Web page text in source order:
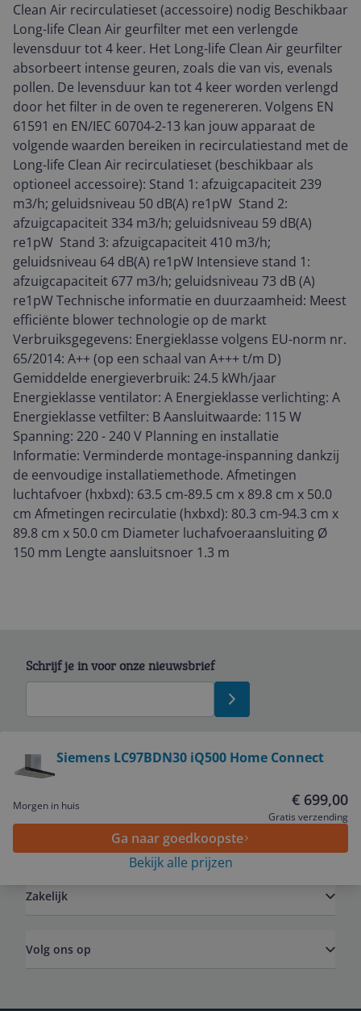
Clean Air recirculatieset (accessoire) nodig Beschikbaar
Long-life Clean Air geurfilter met een verlengde
levensduur tot 4 keer. Het Long-life Clean Air geurfilter
absorbeert intense geuren, zoals die van vis, evenals
pollen. De levensduur kan tot 4 keer worden verlengd
door het filter in de oven te regenereren. Volgens EN
61591 en EN/IEC 60704-2-13 kan jouw apparaat de
volgende waarden bereiken in recirculatiestand met de
Long-life Clean Air recirculatieset (beschikbaar als
optioneel accessoire): Stand 1: afzuigcapaciteit 239
m3/h; geluidsniveau 50 dB(A) re1pW Stand 2:
afzuigcapaciteit 334 m3/h; geluidsniveau 59 dB(A)
re1pW Stand 3: afzuigcapaciteit 410 m3/h;
geluidsniveau 64 dB(A) re1pW Intensieve stand 1:
afzuigcapaciteit 677 m3/h; geluidsniveau 73 dB (A)
re1pW Technische informatie en duurzaamheid: Meest
efficiënte blower technologie op de markt
Verbruiksgegevens: Energieklasse volgens EU-norm nr.
65/2014: A++ (op een schaal van A+++ t/m D)
Gemiddelde energieverbruik: 24.5 kWh/jaar
Energieklasse ventilator: A Energieklasse verlichting: A
Energieklasse vetfilter: B Aansluitwaarde: 115 W
Spanning: 220 - 240 V Planning en installatie
Informatie: Verminderde montage-inspanning dankzij
de eenvoudige installatiemethode. Afmetingen
luchtafvoer (hxbxd): 63.5 cm-89.5 cm x 89.8 cm x 50.0
cm Afmetingen recirculatie (hxbxd): 80.3 cm-94.3 cm x
89.8 cm x 50.0 cm Diameter luchafvoeraansluiting Ø
150 mm Lengte aansluitsnoer 1.3 m
Siemens LC97BDN30 iQ500 Home Connect
Morgen in huis € 699,00
Gratis verzending
Ga naar goedkoopste
Bekijk alle prijzen
Schrijf je in voor onze nieuwsbrief
Zakelijk
Volg ons op